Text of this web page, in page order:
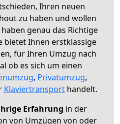
Ihren neuen
zu haben und wollen
genau das Richtige
bietet Ihnen erstklassige
für Ihren Umzug nach
ob es sich um einen
, Privatumzug,
Klaviertransporthandelt.
Erfahrung in der
von Umzügen von oder